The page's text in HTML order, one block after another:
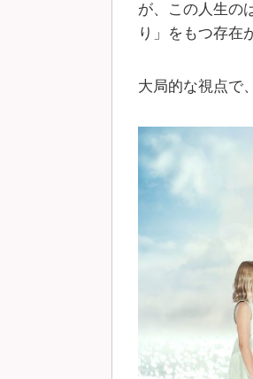
が、この人生の
り」をもつ存在
大局的な視点で